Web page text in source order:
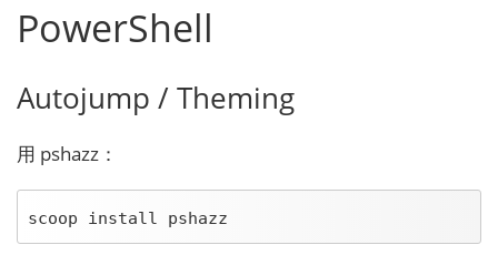
PowerShell
Autojump / Theming
用 pshazz：
scoop install pshazz